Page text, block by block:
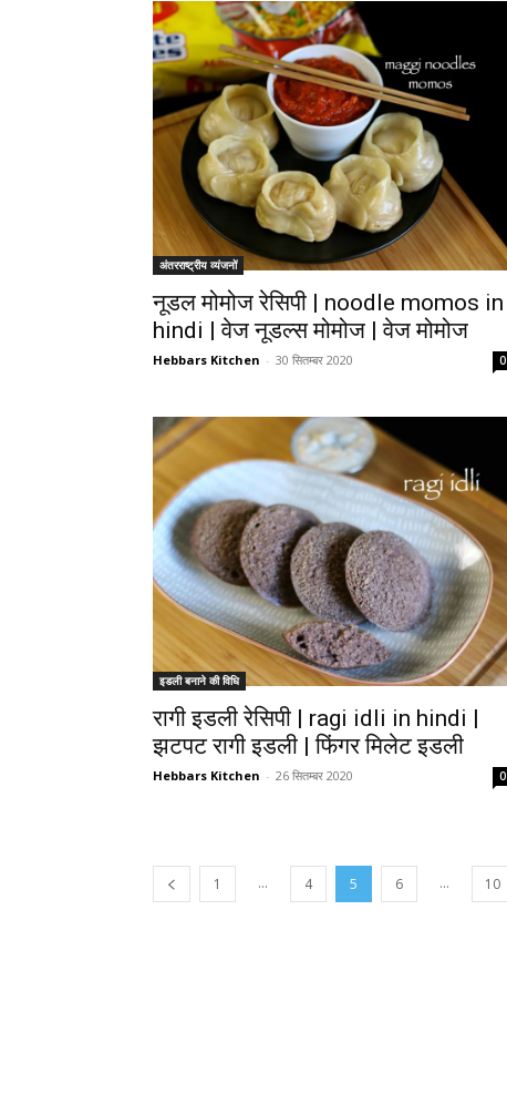
अंतरराष्ट्रीय व्यंजनों
नूडल मोमोज रेसिपी | noodle momos in
hindi | वेज नूडल्स मोमोज | वेज मोमोज
Hebbars Kitchen - 30 सितम्बर 2020 0
इडली बनाने की विधि
रागी इडली रेसिपी | ragi idli in hindi |
झटपट रागी इडली | फिंगर मिलेट इडली
Hebbars Kitchen - 26 सितम्बर 2020 0
1 ... 4 5 6 ... 10